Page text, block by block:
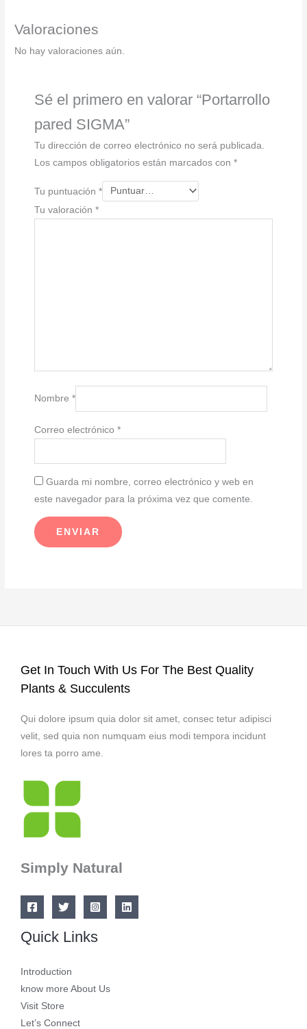
Valoraciones
No hay valoraciones aún.
Sé el primero en valorar “Portarrollo
pared SIGMA”
Tu dirección de correo electrónico no será publicada.
Los campos obligatorios están marcados con*
Tu puntuación*
Tu valoración*
Nombre*
Correo electrónico*
Guarda mi nombre, correo electrónico y web en
este navegador para la próxima vez que comente.
Get In Touch With Us For The Best Quality
Plants & Succulents
Qui dolore ipsum quia dolor sit amet, consec tetur adipisci
velit, sed quia non numquam eius modi tempora incidunt
lores ta porro ame.
Simply Natural
Quick Links
Introduction
know more About Us
Visit Store
Let’s Connect